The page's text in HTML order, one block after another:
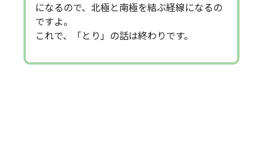
になるので、北極と南極を結ぶ経線になるの
ですよ。
これで、「とり」の話は終わりです。